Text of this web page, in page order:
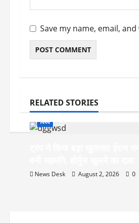
Save my name, email,
RELATED STORIES
विश्व
News Desk August 2, 2026 0